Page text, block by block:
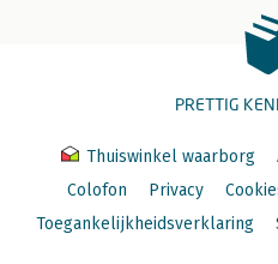
PRETTIG
Thuiswinkel waarborg
Colofon
Privacy
Toegankelijkheidsverklaring